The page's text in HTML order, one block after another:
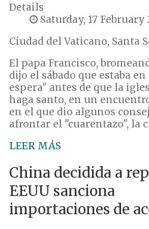
Details
Saturday, 17 February
Ciudad del Vaticano, Santa
El papa Francisco,
dijo el sábado que estaba
espera" antes de que la
haga santo, en un
en el que dio algunos
afrontar el "cuarentazo", la
LEER MÁS
China decidida a
EEUU sanciona
importaciones de